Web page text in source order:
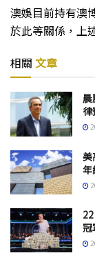
澳娛目前持有澳
於此等關係，上
相關 文章
晨
美
年
冠